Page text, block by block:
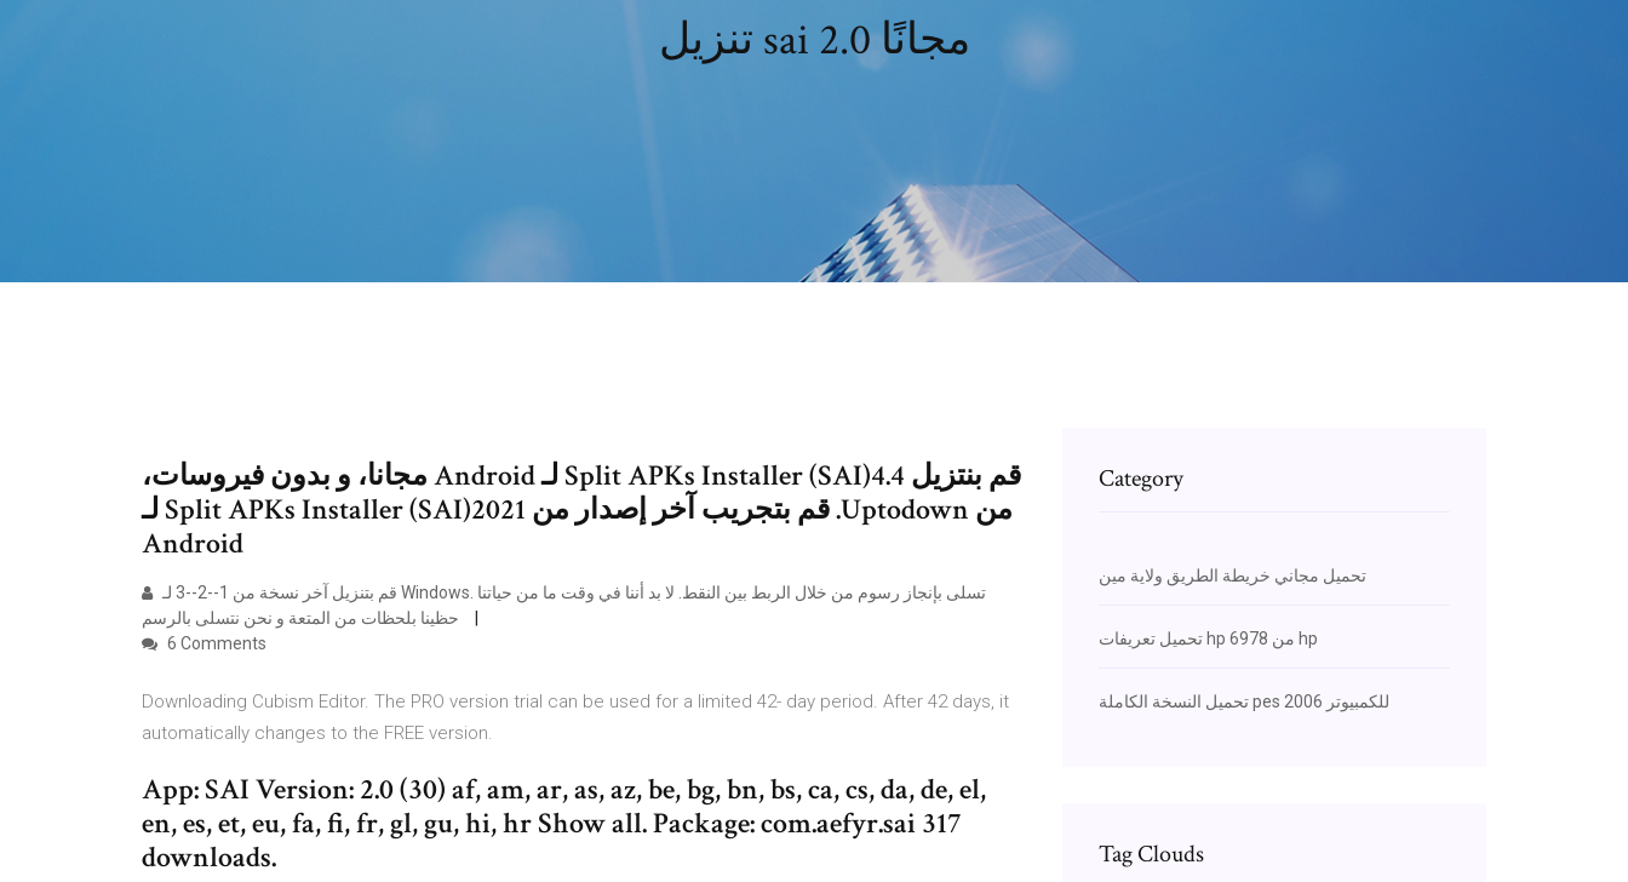
تنزيل sai 2.0 مجانًا
‫قم بنتزيل Split APKs Installer (SAI)4.4 لـ Android مجانا، و بدون فيروسات،
من Uptodown. قم بتجريب آخر إصدار من Split APKs Installer (SAI)2021 لـ
Android
6 Comments
Downloading Cubism Editor. The PRO version trial can be used for a limited 42- day period. After 42 days, it
automatically changes to the FREE version.
App: SAI Version: 2.0 (30) af, am, ar, as, az, be, bg, bn, bs, ca, cs, da, de, el,
en, es, et, eu, fa, fi, fr, gl, gu, hi, hr Show all. Package: com.aefyr.sai 317
downloads.
Category
تحميل مجاني خريطة الطريق ولاية مين
تحميل تعريفات hp 6978 من hp
تحميل النسخة الكاملة pes 2006 للكمبيوتر
Tag Clouds